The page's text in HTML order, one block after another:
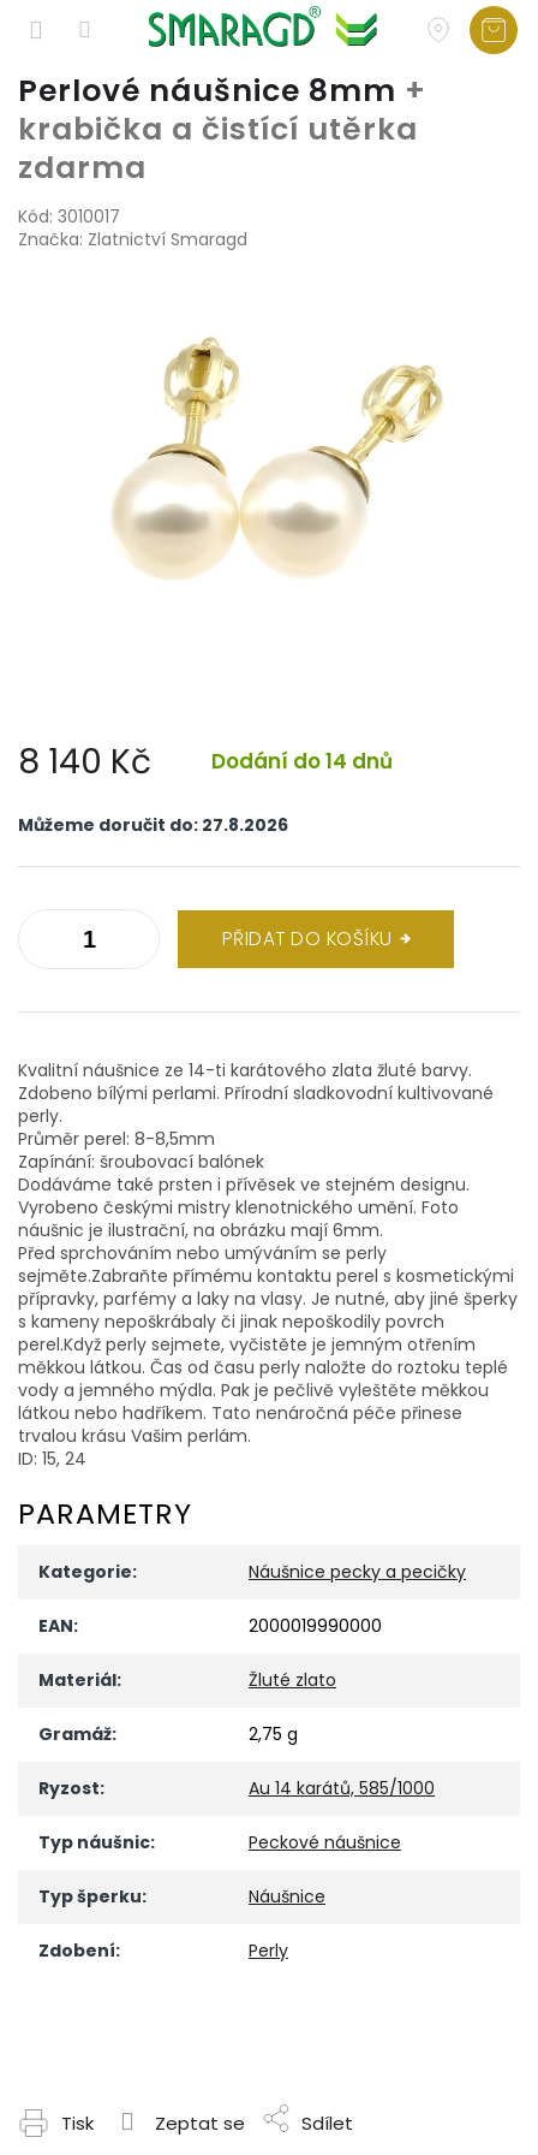
Přejít
obsah
Perlové náušnice 8mm +
krabička a čistící utěrka
zdarma
Kód: 3010017
Značka: Zlatnictví Smaragd
8 140 Kč Dodání do 14 dnů
cena:
Můžeme doručit do: 27.8.2026
PŘIDAT DO KOŠÍKU
Kvalitní náušnice ze 14-ti karátového zlata žluté barvy.
Zdobeno bílými perlami. Přírodní sladkovodní kultivované
perly.
Průměr perel: 8-8,5mm
Zapínání: šroubovací balónek
Dodáváme také prsten i přívěsek ve stejném designu.
Vyrobeno českými mistry klenotnického umění. Foto
náušnic je ilustrační, na obrázku mají 6mm.
Před sprchováním nebo umýváním se perly
sejměte.Zabraňte přímému kontaktu perel s kosmetickými
přípravky, parfémy a laky na vlasy. Je nutné, aby jiné šperky
s kameny nepoškrábaly či jinak nepoškodily povrch
perel.Když perly sejmete, vyčistěte je jemným otřením
měkkou látkou. Čas od času perly naložte do roztoku teplé
vody a jemného mýdla. Pak je pečlivě vyleštěte měkkou
látkou nebo hadříkem. Tato nenáročná péče přinese
trvalou krásu Vašim perlám.
ID: 15, 24
PARAMETRY
Kategorie: Náušnice pecky a pecičky
EAN: 2000019990000
Materiál: Žluté zlato
Gramáž: 2,75 g
Ryzost: Au 14 karátů, 585/1000
Typ náušnic: Peckové náušnice
Typ šperku: Náušnice
Zdobení: Perly
Tisk Zeptat se Sdílet